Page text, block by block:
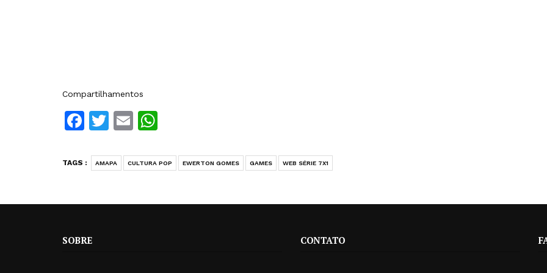
Compartilhamentos
Facebook
Twitter
Email
TAGS : AMAPA CULTURA POP EWERTON GOMES GAMES WEB SÉRIE 7X1
SOBRE CONTATO